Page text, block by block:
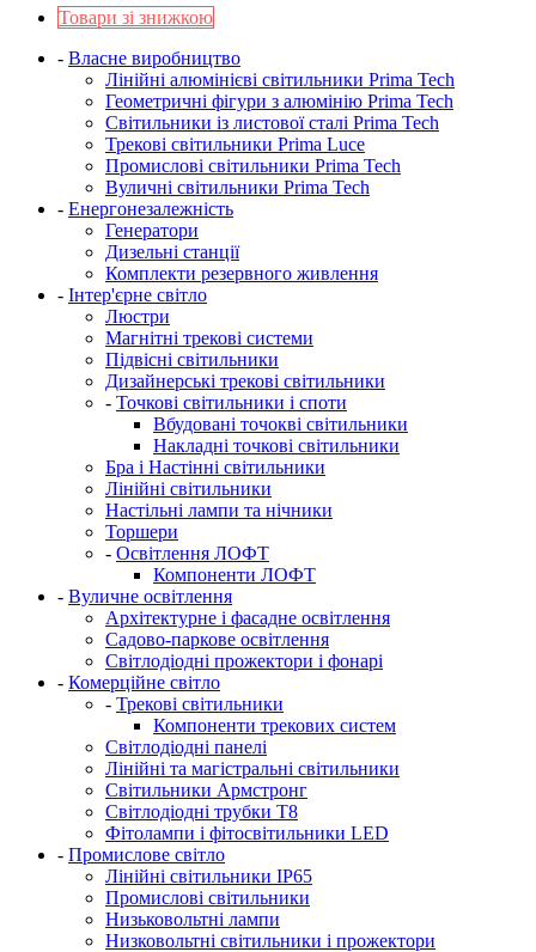
Товари зі знижкою
- Власне виробництво
Лінійні алюмінієві світильники Prima Tech
Геометричні фігури з алюмінію Prima Tech
Світильники із листової сталі Prima Tech
Трекові світильники Prima Luce
Промислові світильники Prima Tech
Вуличні світильники Prima Tech
- Енергонезалежність
Генератори
Дизельні станції
Комплекти резервного живлення
- Інтер'єрне світло
Люстри
Магнітні трекові системи
Підвісні світильники
Дизайнерські трекові світильники
- Точкові світильники і споти
Вбудовані точокві світильники
Накладні точкові світильники
Бра і Настінні світильники
Лінійні світильники
Настільні лампи та нічники
Торшери
- Освітлення ЛОФТ
Компоненти ЛОФТ
- Вуличне освітлення
Архітектурне і фасадне освітлення
Садово-паркове освітлення
Світлодіодні прожектори і фонарі
- Комерційне світло
- Трекові світильники
Компоненти трекових систем
Світлодіодні панелі
Лінійні та магістральні світильники
Світильники Армстронг
Світлодіодні трубки Т8
Фітолампи і фітосвітильники LED
- Промислове світло
Лінійні світильники IP65
Промислові світильники
Низьковольтні лампи
Низковольтні світильники і прожектори